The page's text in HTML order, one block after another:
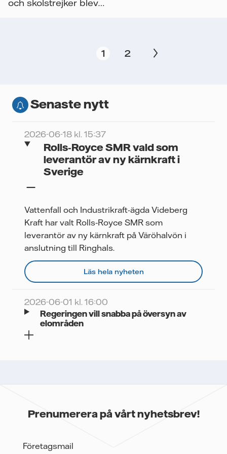
och skolstrejker blev
1
2
Senaste nytt
2026-06-18 kl. 15:37
Rolls‑Royce SMR vald som
leverantör av ny kärnkraft i
Sverige
Vattenfall och Industrikraft-ägda Videberg
Kraft har valt Rolls‑Royce SMR som
leverantör av ny kärnkraft på Väröhalvön i
anslutning till Ringhals.
Läs hela nyheten
2026-06-01 kl. 16:00
Regeringen vill snabba på översyn av
elområden
Prenumerera på vårt nyhetsbrev!
Företagsmail